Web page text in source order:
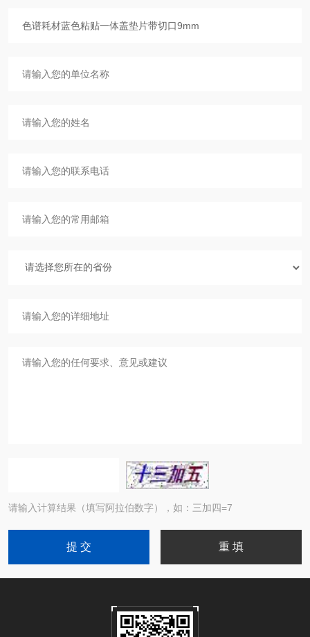
请输入计算结果（填写阿拉伯数字），如：三加四=7